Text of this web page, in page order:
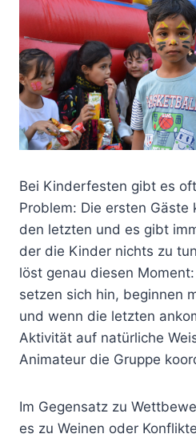
Bei Kinderfesten gibt es
Problem: Die ersten Gäste
den letzten und es gibt
der die Kinder nichts zu
löst genau diesen
setzen sich hin, beginnen
und wenn die letzten
Aktivität auf natürliche
Animateur die Gruppe
Im Gegensatz zu
es zu Weinen oder